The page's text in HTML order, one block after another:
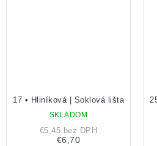
17 • Hliníková | Soklová lišta
SKLADOM
€5,45 bez DPH
€6,70